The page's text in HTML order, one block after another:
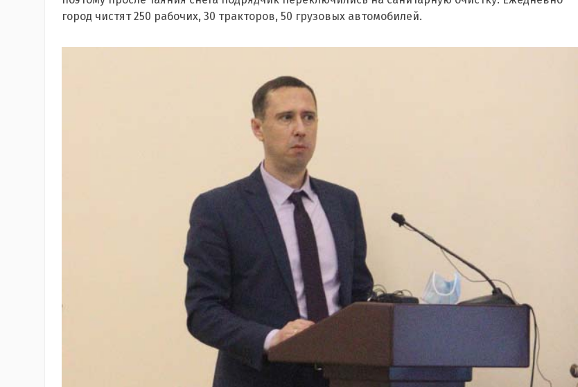
город чистят 250 рабочих, 30 тракторов, 50 грузовых автомобилей.